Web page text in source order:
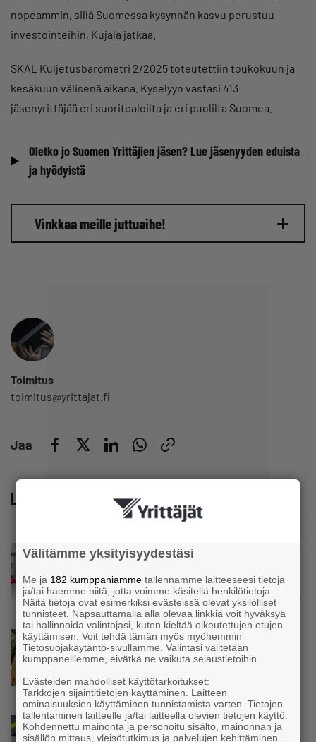
nopeammin, sillä Suomessa kysynnän kasvu perustuu
investointeihin, Kujala jatkaa.
SKAL Kuljetusbarometri 2/2025 toteutettiin toukokuun ja
kesäkuun välisenä aikana. Kyselyyn vastasi 413
jäsenyrittäjää eri suoritealoilta ja eri puolilta Suomea.
Oletko jo Suomen Yrittäjien jäsen? Lue jäsenyyden eduista
ja hyödyistä
Vinkkaa meille juttuaihe!
Toimitus
toimitus@yrittajat.fi
Jaa
Lue lisää
Uutinen
syömishäiriöstä selvinnyt Mira Rinne: ”Kun
olen katsonut useasti kuolemaa silmiin, olen
oppinut kestämään myös yrittäjyyteen
kuuluvaa epävarmuutta”
Uutinen
Siivousyrittäjän työntekijä joutuu
matkustamaan yli 300 kilometriä
suorittaakseen ajokortin – ”Ei aja syrjäseudun
etua”
Uutinen
Välitämme yksityisyydestäsi
Me ja 182 kumppaniamme tallennamme laitteeseesi tietoja
ja/tai haemme niitä, jotta voimme käsitellä henkilötietoja.
Näitä tietoja ovat esimerkiksi evästeissä olevat yksilölliset
tunnisteet. Napsauttamalla alla olevaa linkkiä voit hyväksyä
tai hallinnoida valintojasi, kuten kieltää oikeutettujen etujen
käyttämisen. Voit tehdä tämän myös myöhemmin
Tietosuojakäytäntö-sivullamme. Valintasi välitetään
kumppaneillemme, eivätkä ne vaikuta selaustietoihin.
Evästeiden mahdolliset käyttötarkoitukset:
Tarkkojen sijaintitietojen käyttäminen. Laitteen
ominaisuuksien käyttäminen tunnistamista varten. Tietojen
tallentaminen laitteelle ja/tai laitteella olevien tietojen käyttö.
Kohdennettu mainonta ja personoitu sisältö, mainonnan ja
sisällön mittaus, yleisötutkimus ja palvelujen kehittäminen .